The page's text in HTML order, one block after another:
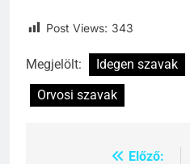
Post Views: 343
Megjelölt: Idegen szavak
Orvosi szavak
Előző: